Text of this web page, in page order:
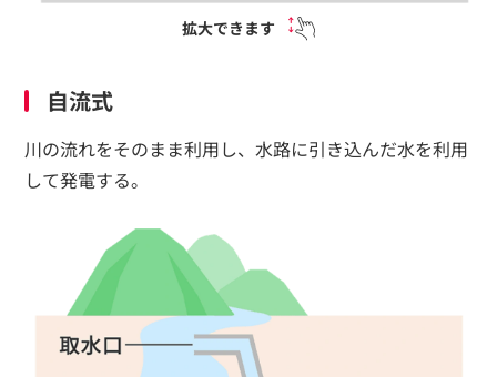
拡大できます
自流式
川の流れをそのまま利用し、水路に引き込んだ水を利用
して発電する。